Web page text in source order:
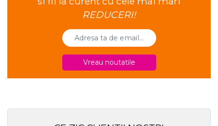
REDUCERI!
Vreau noutatile